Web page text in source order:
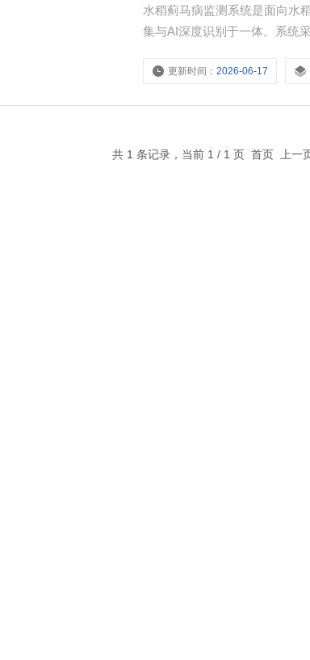
水稻蓟马病监测系统是面向水
集与AI深度识别于一体。系统
云端，支持远程查看与发生趋
更新时间：2026-06-17
共 1 条记录，当前 1 / 1 页 首页 上